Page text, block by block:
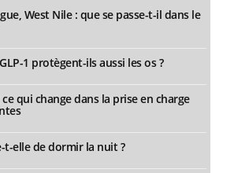
West Nile : que se passe-t-il dans le
1 protègent-ils aussi les os ?
qui change dans la prise en charge
t-elle de dormir la nuit ?